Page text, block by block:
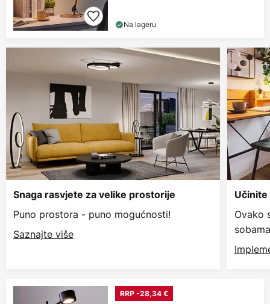
Na lageru
Snaga rasvjete za velike prostorije
Puno prostora - puno mogućnosti!
Saznajte više
Učinite
Ovako
RRP -28,34 €